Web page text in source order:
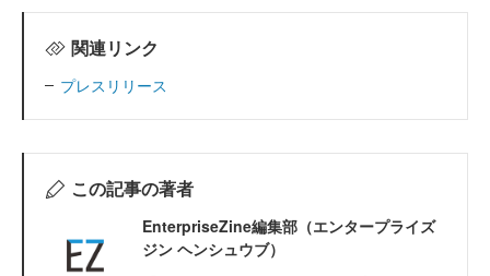
関連リンク
プレスリリース
この記事の著者
EnterpriseZine編集部（エンタープライズ
ジン ヘンシュウブ）